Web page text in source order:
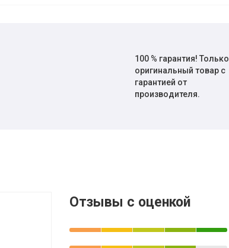
100 % гарантия! Только
оригинальный товар с
гарантией от
производителя.
Отзывы с оценкой